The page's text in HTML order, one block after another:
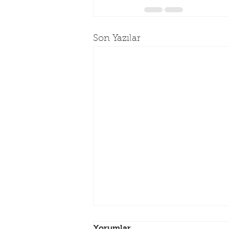
Son Yazılar
26 MAYIS SALI (ARİFE)